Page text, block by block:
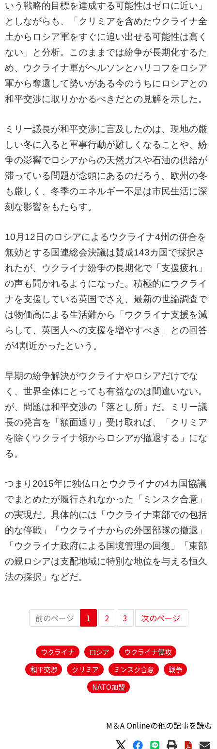
いう戦略的目標を達成する可能性はゼロに近い」
としながらも、「クリミアを含めたウクライナ全
土からロシア軍をすぐに追い出せる可能性は高く
ない」と分析。このままでは紛争が長期化するた
め、ウクライナ軍がヘルソンとハリコフをロシア
軍から奪還して勢いがある今のうちにロシアとの
和平交渉に取りかかるべきだとの見解を示した。
ミリー議長が和平交渉に言及したのは、現地の厳
しい冬に入ると軍事行動が難しくなることや、紛
争の影響でロシアからの天然ガスや石油の供給が
滞っている問題が念頭にあるのだろう。欧州の冬
も厳しく、冬季のエネルギー不足は市民生活に深
刻な影響をもたらす。
10月12日のロシアによるウクライナ4州の併合を
無効とする国連総会決議は賛成143カ国で採択さ
れたが、ウクライナ紛争の長期化で「支援疲れ」
の声も聞かれるようになった。積極的にウクライ
ナを支援している英国でさえ、最新の世論調査で
は物価高による生活難から「ウクライナ支援を減
らして、英国人への支援を増やすべき」との回答
が4割近かったという。
早期の紛争解決がウクライナやロシアだけでな
く、世界全体にとっても有益なのは間違いない。
が、問題は和平交渉の「落とし所」だ。ミリー議
長の発言を「額面通り」受け取れば、「クリミア
を除くウクライナ領からロシアが撤退する」にな
る。
つまり2015年に独仏ロとウクライナの4カ国協議
でまとめたが履行されなかった「ミンスク合意」
の実現だ。具体的には「ウクライナ東部での包括
的な停戦」「ウクライナからの外国部隊の撤退」
「ウクライナ政府による国境管理の回復」「東部
の親ロシアは支配地域に特別な地位を与える恒久
法の採択」などだ。
前のページ 1 2 3 次のページ
ウクライナ ロシア
ウクライナ侵攻
和平交渉
クリミア ミンスク合意
戦争
NATO加盟
M＆A Onlineの他の記事を読む